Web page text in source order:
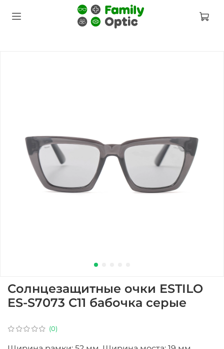
(0)
Солнцезащитные очки ESTILO
ES-S7073 C11 бабочка серые